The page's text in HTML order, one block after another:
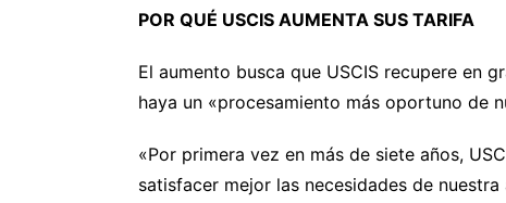
POR QUÉ USCIS AUMENTA SUS TARIFA
El aumento busca que USCIS recupere en
haya un «procesamiento más oportuno de
«Por primera vez en más de siete años,
satisfacer mejor las necesidades de